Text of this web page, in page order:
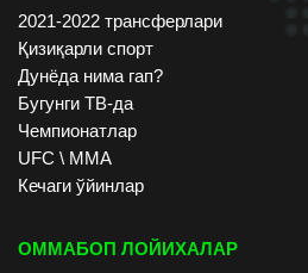
2021-2022 трансферлари
Қизиқарли спорт
Дунёда нима гап?
Бугунги ТВ-да
Чемпионатлар
UFC \ ММА
Кечаги ўйинлар
ОММАБОП ЛОЙИХАЛАР